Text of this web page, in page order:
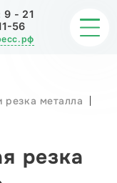
9 - 21
56
резка металла
резка